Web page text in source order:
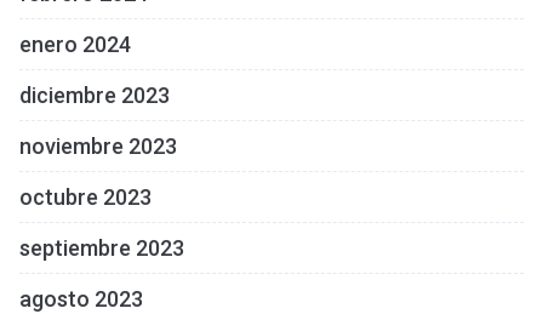
enero 2024
diciembre 2023
noviembre 2023
octubre 2023
septiembre 2023
agosto 2023